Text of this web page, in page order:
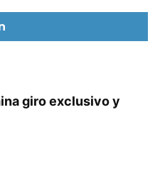
giro exclusivo y